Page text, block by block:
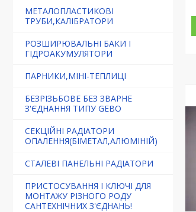
МЕТАЛОПЛАСТИКОВІ
ТРУБИ,КАЛІБРАТОРИ
РОЗШИРЮВАЛЬНІ БАКИ І
ГІДРОАКУМУЛЯТОРИ
ПАРНИКИ,МІНІ-ТЕПЛИЦІ
БЕЗРІЗЬБОВЕ БЕЗ ЗВАРНЕ
З'ЄДНАННЯ ТИПУ GEBO
СЕКЦІЙНІ РАДІАТОРИ
ОПАЛЕННЯ(БІМЕТАЛ,АЛЮМІНІЙ)
СТАЛЕВІ ПАНЕЛЬНІ РАДІАТОРИ
ПРИСТОСУВАННЯ І КЛЮЧІ ДЛЯ
МОНТАЖУ РІЗНОГО РОДУ
САНТЕХНІЧНИХ З'ЄДНАНЬ!